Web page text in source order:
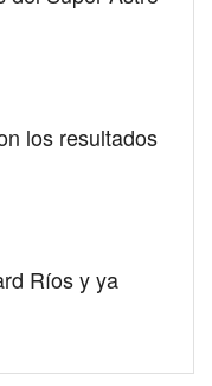
los resultados
Ríos y ya